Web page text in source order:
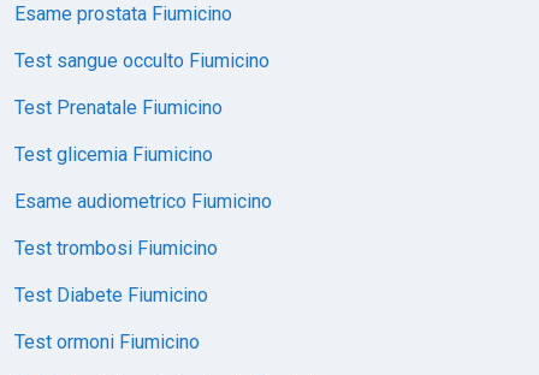
Esame prostata Fiumicino
Test sangue occulto Fiumicino
Test Prenatale Fiumicino
Test glicemia Fiumicino
Esame audiometrico Fiumicino
Test trombosi Fiumicino
Test Diabete Fiumicino
Test ormoni Fiumicino